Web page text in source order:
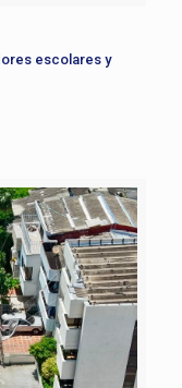
escolares y